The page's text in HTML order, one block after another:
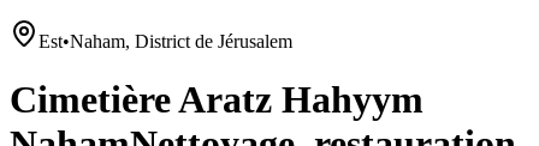
Est•Naham, District de Jérusalem
CimetièreAratz Hahyym